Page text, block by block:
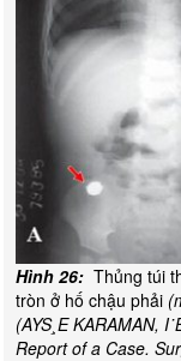
Hình 26: Thủng túi
tròn ở hố chậu phải
(AYS¸E KARAMAN,
Report of a Case.